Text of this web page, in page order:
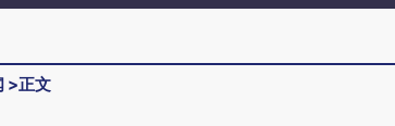
>正文